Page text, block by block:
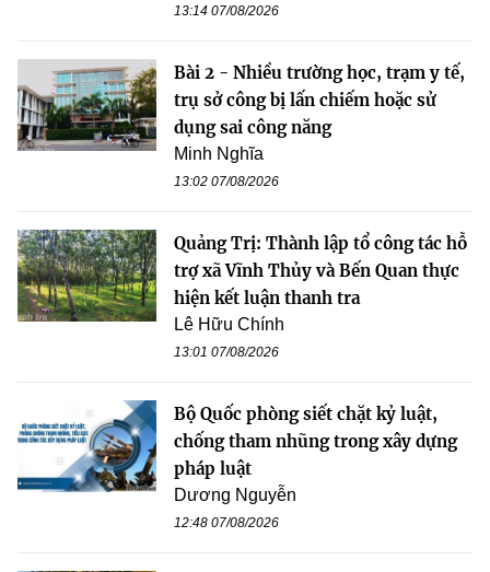
13:14 07/08/2026
Bài 2 - Nhiều trường học, trạm y tế,
trụ sở công bị lấn chiếm hoặc sử
dụng sai công năng
Minh Nghĩa
13:02 07/08/2026
Quảng Trị: Thành lập tổ công tác hỗ
trợ xã Vĩnh Thủy và Bến Quan thực
hiện kết luận thanh tra
Lê Hữu Chính
13:01 07/08/2026
Bộ Quốc phòng siết chặt kỷ luật,
chống tham nhũng trong xây dựng
pháp luật
Dương Nguyễn
12:48 07/08/2026